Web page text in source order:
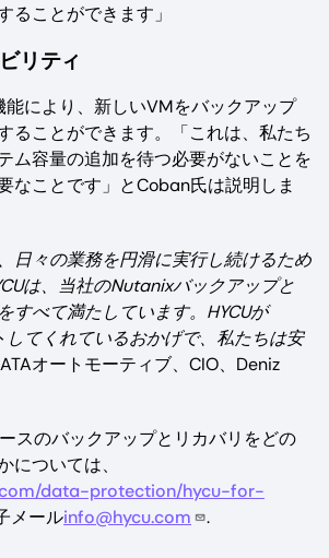
ることができます」
リティ
能により、新しいVMをバックアップ
ることができます。「これは、私たち
ム容量の追加を待つ必要がないことを
なことです」とCoban氏は説明しま
日々の業務を円滑に実行し続けるため
は、当社のNutanixバックアップと
すべて満たしています。HYCUが
てくれているおかげで、私たちは安
オートモーティブ、CIO、Deniz
スのバックアップとリカバリをどの
については、
data-protection/hycu-for-
メールinfo@hycu.com .